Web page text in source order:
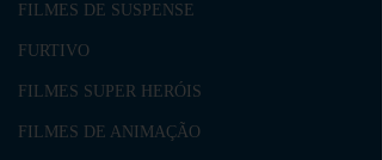
FILMES DE SUSPENSE
FURTIVO
FILMES SUPER HERÓIS
FILMES DE ANIMAÇÃO